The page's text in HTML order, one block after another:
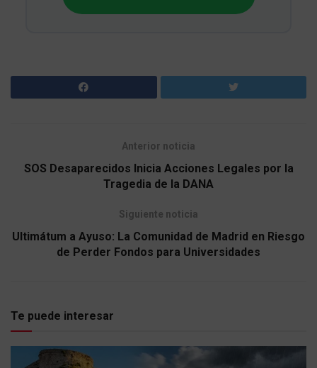
Anterior noticia
SOS Desaparecidos Inicia Acciones Legales por la
Tragedia de la DANA
Siguiente noticia
Ultimátum a Ayuso: La Comunidad de Madrid en Riesgo
de Perder Fondos para Universidades
Te puede interesar